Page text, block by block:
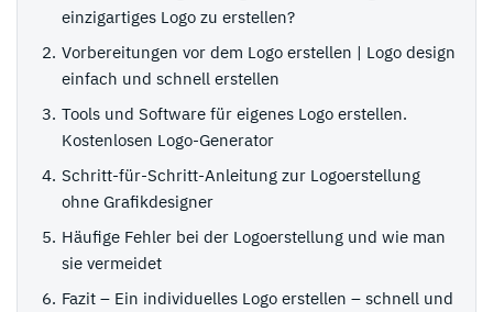
einzigartiges Logo zu erstellen?
Vorbereitungen vor dem Logo erstellen | Logo design
einfach und schnell erstellen
Tools und Software für eigenes Logo erstellen.
Kostenlosen Logo-Generator
Schritt-für-Schritt-Anleitung zur Logoerstellung
ohne Grafikdesigner
Häufige Fehler bei der Logoerstellung und wie man
sie vermeidet
Fazit – Ein individuelles Logo erstellen – schnell und